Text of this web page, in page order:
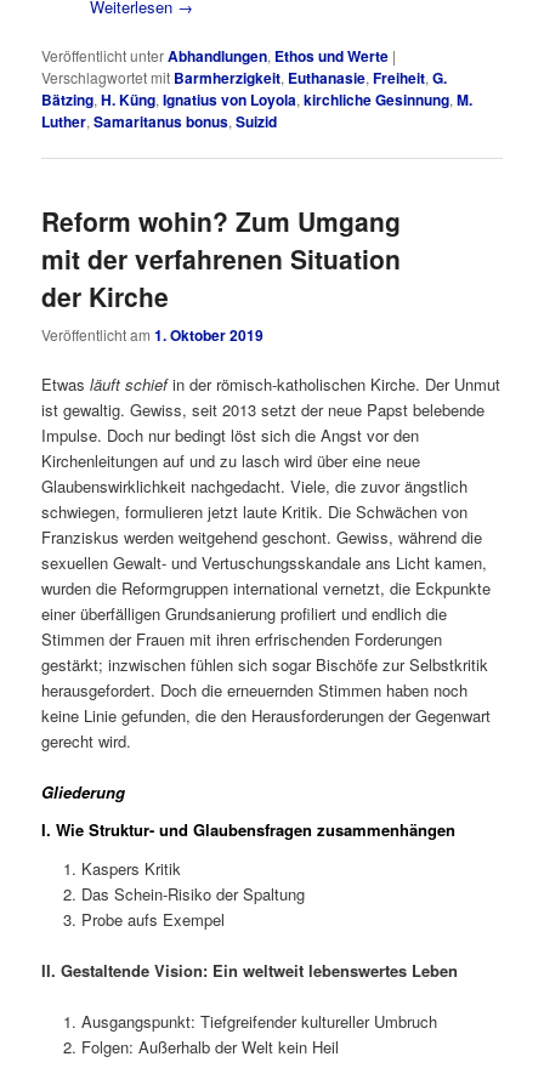
Weiterlesen →
Veröffentlicht unterAbhandlungen, Ethos und Werte |
Verschlagwortet mit Barmherzigkeit, Euthanasie,Freiheit,G.
Bätzing,H. Küng,Ignatius von Loyola,kirchliche Gesinnung,M.
Luther,Samaritanus bonus,Suizid
Reform wohin? Zum Umgang
mit der verfahrenen Situation
der Kirche
Veröffentlicht am1. Oktober 2019
Etwasläuft schiefin der römisch-katholischen Kirche. Der Unmut
ist gewaltig. Gewiss, seit 2013 setzt der neue Papst belebende
Impulse. Doch nur bedingt löst sich die Angst vor den
Kirchenleitungen auf und zu lasch wird über eine neue
Glaubenswirklichkeit nachgedacht. Viele, die zuvor ängstlich
schwiegen, formulieren jetzt laute Kritik. Die Schwächen von
Franziskus werden weitgehend geschont. Gewiss, während die
sexuellen Gewalt- und Vertuschungsskandale ans Licht kamen,
wurden die Reformgruppen international vernetzt, die Eckpunkte
einer überfälligen Grundsanierung profiliert und endlich die
Stimmen der Frauen mit ihren erfrischenden Forderungen
gestärkt; inzwischen fühlen sich sogar Bischöfe zur Selbstkritik
herausgefordert. Doch die erneuernden Stimmen haben noch
keine Linie gefunden, die den Herausforderungen der Gegenwart
gerecht wird.
Gliederung
I.Wie Struktur- und Glaubensfragen zusammenhängen
Kaspers Kritik
Das Schein-Risiko der Spaltung
Probe aufs Exempel
II. Gestaltende Vision: Ein weltweit lebenswertes Leben
Ausgangspunkt: Tiefgreifender kultureller Umbruch
Folgen: Außerhalb der Welt kein Heil